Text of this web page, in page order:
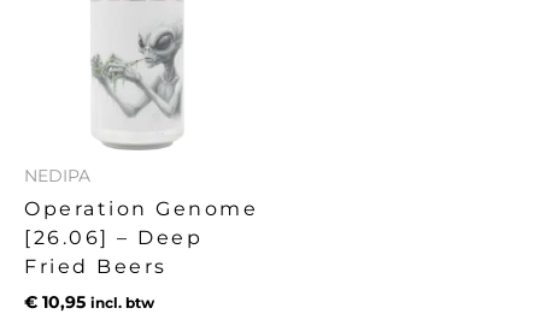
NEDIPA
Operation Genome
[26.06] – Deep
Fried Beers
€ 10,95 incl. btw